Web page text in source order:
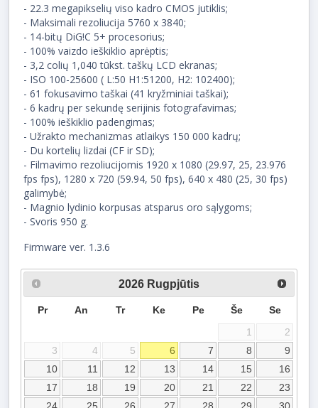
- 22.3 megapikselių viso kadro CMOS jutiklis;
- Maksimali rezoliucija 5760 x 3840;
- 14-bitų DiG!C 5+ procesorius;
- 100% vaizdo ieškiklio aprėptis;
- 3,2 colių 1,040 tūkst. taškų LCD ekranas;
- ISO 100-25600 ( L:50 H1:51200, H2: 102400);
- 61 fokusavimo taškai (41 kryžminiai taškai);
- 6 kadrų per sekundę serijinis fotografavimas;
- 100% ieškiklio padengimas;
- Užrakto mechanizmas atlaikys 150 000 kadrų;
- Du kortelių lizdai (CF ir SD);
- Filmavimo rezoliucijomis 1920 x 1080 (29.97, 25, 23.976
fps fps), 1280 x 720 (59.94, 50 fps), 640 x 480 (25, 30 fps)
galimybė;
- Magnio lydinio korpusas atsparus oro sąlygoms;
- Svoris 950 g.
Firmware ver. 1.3.6
2026 Rugpjūtis
Pr An Tr Ke Pe Še
Se
1
2
3
4 5 6 7 8
9
10
11 12 13 14 15
16
17
18 19 20 21 22
23